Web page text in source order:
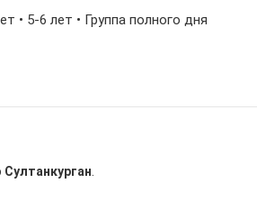
• 5-6 лет • Группа полного дня
Султанкурган